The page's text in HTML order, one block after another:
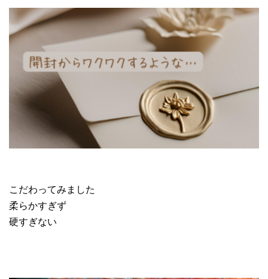
こだわってみました
柔らかすぎず
硬すぎない